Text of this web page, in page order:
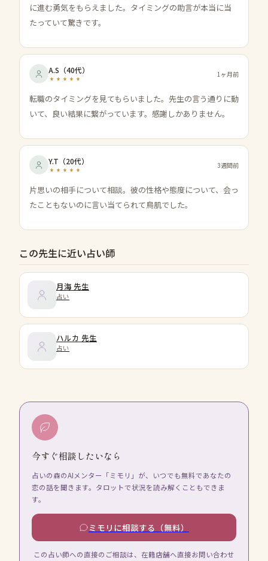
に進む勇気をもらえました。タイミングの助言が本当に当
たっていて驚きです。
A.S （40代） 1ヶ月前
転職のタイミングを見てもらいました。先生の言う通りに動
いて、良い結果に繋がっています。感謝しかありません。
Y.T （20代） 3週間前
片思いの相手について相談。彼の性格や態度について、会っ
たこともないのに言い当てられて鳥肌でした。
この先生に近い占い師
月海 先生
占い
ハルカ 先生
占い
今すぐ相談したいなら
占いの森のAIメンター「ミモリ」が、いつでも無料であなたの
恋の話を聞きます。タロットで状況を読み解くこともできま
す。
ミモリに相談する（無料）
この占い師への直接のご相談は、在籍店舗へ直接お問い合わせ